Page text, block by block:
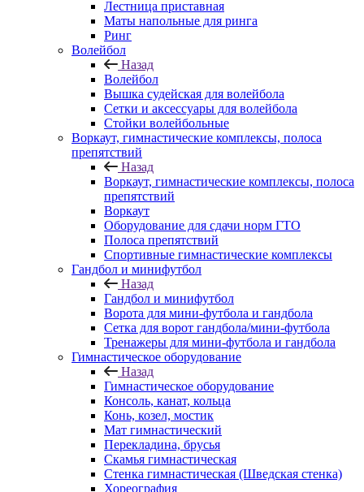
Лестница приставная
Маты напольные для ринга
Ринг
Волейбол
Назад
Волейбол
Вышка судейская для волейбола
Сетки и аксессуары для волейбола
Стойки волейбольные
Воркаут, гимнастические комплексы, полоса
препятствий
Назад
Воркаут, гимнастические комплексы, полоса
препятствий
Воркаут
Оборудование для сдачи норм ГТО
Полоса препятствий
Спортивные гимнастические комплексы
Гандбол и минифутбол
Назад
Гандбол и минифутбол
Ворота для мини-футбола и гандбола
Сетка для ворот гандбола/мини-футбола
Тренажеры для мини-футбола и гандбола
Гимнастическое оборудование
Назад
Гимнастическое оборудование
Консоль, канат, кольца
Конь, козел, мостик
Мат гимнастический
Перекладина, брусья
Скамья гимнастическая
Стенка гимнастическая (Шведская стенка)
Хореография